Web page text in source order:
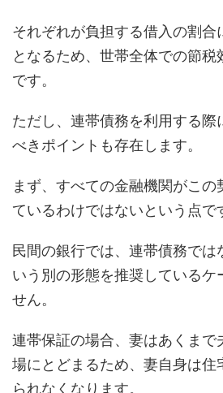
それぞれが負担する借入の割合
となるため、世帯全体での節
です。
ただし、連帯債務を利用する際
べきポイントも存在します。
まず、すべての金融機関がこの
ているわけではないという点で
民間の銀行では、連帯債務では
いう別の形態を推奨しているケ
せん。
連帯保証の場合、妻はあくまで
場にとどまるため、妻自身は住
られなくなります。